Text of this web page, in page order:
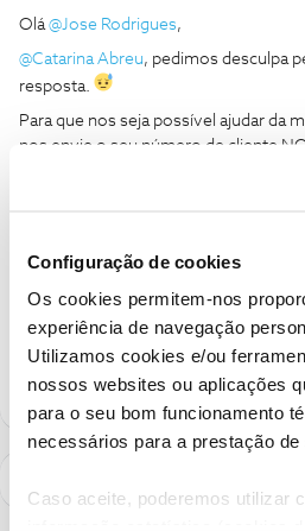
Configuração de cookies
Os cookies permitem-nos
experiência de navegação
Utilizamos cookies e/ou
nossos websites ou aplicações
para o seu bom funcionamento
necessários para a prestação de
Caso aceite, poderemos utilizar
Olá@Jose Rodrigues,
@Catarina Abreu, pedimos desculpa
resposta.
Para que nos seja possível ajudar da
nos envie o seu número de cliente
Aconselhamos que não coloque os
Obrigada
Ajude a comunidade a encontrar
como "Melhor Resposta" e faça